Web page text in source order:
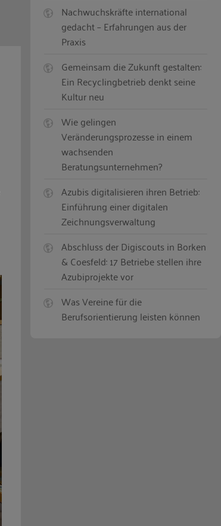
Nachwuchskräfte international
gedacht – Erfahrungen aus der
Praxis
Gemeinsam die Zukunft gestalten:
Ein Recyclingbetrieb denkt seine
Kultur neu
Wie gelingen
Veränderungsprozesse in einem
wachsenden
Beratungsunternehmen?
Azubis digitalisieren ihren Betrieb:
Einführung einer digitalen
Zeichnungsverwaltung
Abschluss der Digiscouts in Borken
& Coesfeld: 17 Betriebe stellen ihre
Azubiprojekte vor
Was Vereine für die
Berufsorientierung leisten können